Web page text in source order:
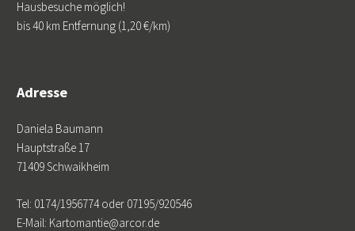
Hausbesuche möglich!
bis 40 km Entfernung (1,20 €/km)
Adresse
Daniela Baumann
Hauptstraße 17
71409 Schwaikheim
Tel: 0174/1956774 oder 07195/920546
E-Mail: Kartomantie@arcor.de